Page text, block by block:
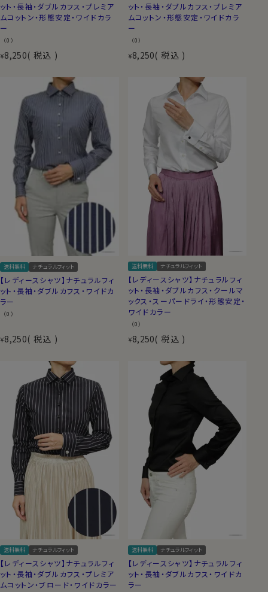
ット・長袖・ダブルカフス・プレミア
ムコットン・形態安定・ワイドカラ
ー
（0）
¥8,250 税込
ット・長袖・ダブルカフス・プレミア
ムコットン・形態安定・ワイドカラ
ー
（0）
¥8,250 税込
送料無料 ナチュラルフィット
【レディースシャツ】ナチュラルフィ
ット・長袖・ダブルカフス・ワイドカ
ラー
（0）
¥8,250 税込
送料無料 ナチュラルフィット
【レディースシャツ】ナチュラルフィ
ット・長袖・ダブルカフス・クールマ
ックス・スーパードライ・形態安定・
ワイドカラー
（0）
¥8,250 税込
送料無料 ナチュラルフィット
【レディースシャツ】ナチュラルフィ
ット・長袖・ダブルカフス・プレミア
ムコットン・ブロード・ワイドカラー
送料無料 ナチュラルフィット
【レディースシャツ】ナチュラルフィ
ット・長袖・ダブルカフス・ワイドカ
ラー